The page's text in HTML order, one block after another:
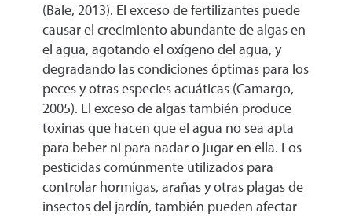
(Bale, 2013). El exceso de fertilizantes puede
causar el crecimiento abundante de algas en
el agua, agotando el oxígeno del agua, y
degradando las condiciones óptimas para los
peces y otras especies acuáticas (Camargo,
2005). El exceso de algas también produce
toxinas que hacen que el agua no sea apta
para beber ni para nadar o jugar en ella. Los
pesticidas comúnmente utilizados para
controlar hormigas, arañas y otras plagas de
insectos del jardín, también pueden afectar